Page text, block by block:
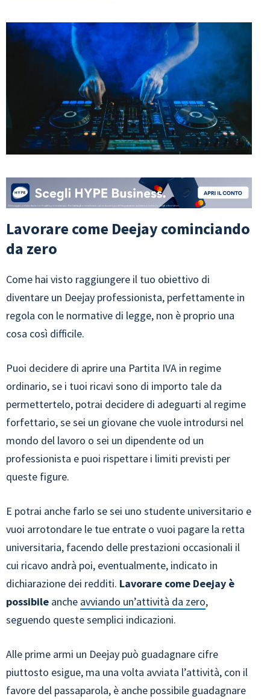
Lavorare come Deejay cominciando
da zero
Come hai visto raggiungere il tuo obiettivo di
diventare un Deejay professionista, perfettamente in
regola con le normative di legge, non è proprio una
cosa così difficile.
Puoi decidere di aprire una Partita IVA in regime
ordinario, se i tuoi ricavi sono di importo tale da
permettertelo, potrai decidere di adeguarti al regime
forfettario, se sei un giovane che vuole introdursi nel
mondo del lavoro o sei un dipendente od un
professionista e puoi rispettare i limiti previsti per
queste figure.
E potrai anche farlo se sei uno studente universitario e
vuoi arrotondare le tue entrate o vuoi pagare la retta
universitaria, facendo delle prestazioni occasionali il
cui ricavo andrà poi, eventualmente, indicato in
dichiarazione dei redditi. Lavorare come Deejay è
possibile anche avviando un’attività da zero,
seguendo queste semplici indicazioni.
Alle prime armi un Deejay può guadagnare cifre
piuttosto esigue, ma una volta avviata l’attività, con il
favore del passaparola, è anche possibile guadagnare